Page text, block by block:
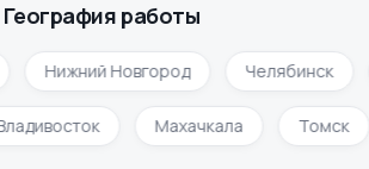
География работы
Нижний Новгород Челябинск
Владивосток Махачкала Томск